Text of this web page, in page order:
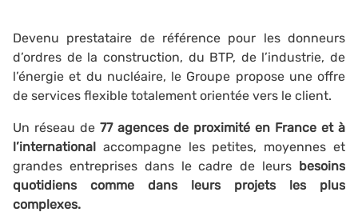
Devenu prestataire de référence pour les donneurs
d’ordres de la construction, du BTP, de l’industrie, de
l’énergie et du nucléaire, le Groupe propose une offre
de services flexible totalement orientée vers le client.
Un réseau de 77 agences de proximité en France et à
l’international accompagne les petites, moyennes et
grandes entreprises dans le cadre de leurs besoins
quotidiens comme dans leurs projets les plus
complexes.